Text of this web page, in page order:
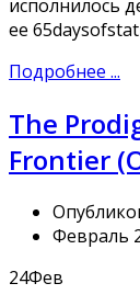
исполнилось
ее
Подробнее ...
The
Frontier
Февраль
24Фев